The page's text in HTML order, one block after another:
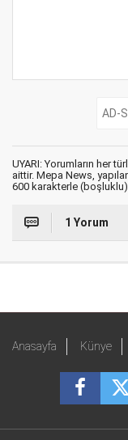
UYARI: Yorumların her
aittir. Mepa News,
600 karakterle (boşluklu)
1 Yorum
Anasayfa Künye